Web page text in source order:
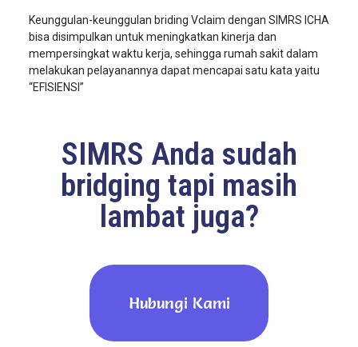
Keunggulan-keunggulan briding Vclaim dengan SIMRS ICHA
bisa disimpulkan untuk meningkatkan kinerja dan
mempersingkat waktu kerja, sehingga rumah sakit dalam
melakukan pelayanannya dapat mencapai satu kata yaitu
“EFISIENSI”
SIMRS Anda sudah
bridging tapi masih
lambat juga?
Hubungi Kami